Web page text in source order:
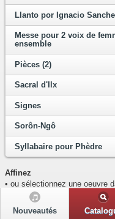
Llanto por Ignacio
Messe pour 2 voix de
ensemble
Pièces (2)
Sacral d'Ilx
Signes
Sorôn-Ngô
Syllabaire pour Phèdre
Affinez
• ou sélectionnez une oeuvre
Nouveautés